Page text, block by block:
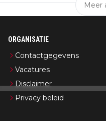
Meer
ORGANISATIE
Contactgegevens
Vacatures
Disclaimer
Privacy beleid